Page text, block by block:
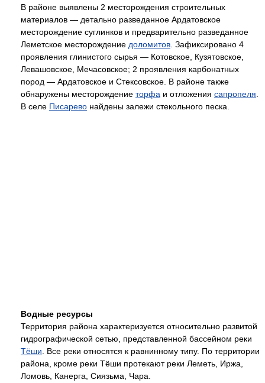
В районе выявлены 2 месторождения строительных
материалов — детально разведанное Ардатовское
месторождение суглинков и предварительно разведанное
Леметское месторождение доломитов . Зафиксировано 4
проявления глинистого сырья — Котовское, Кузятовское,
Левашовское, Мечасовское; 2 проявления карбонатных
пород — Ардатовское и Стексовское. В районе также
обнаружены месторождение торфа и отложения сапропеля
В селе Писарево найдены залежи стекольного песка.
Водные ресурсы
Территория района характеризуется относительно развитой
гидрографической сетью, представленной бассейном реки
Тёши . Все реки относятся к равнинному типу. По территории
района, кроме реки Тёши протекают реки Леметь, Иржа,
Ломовь, Канерга, Сиязьма, Чара.